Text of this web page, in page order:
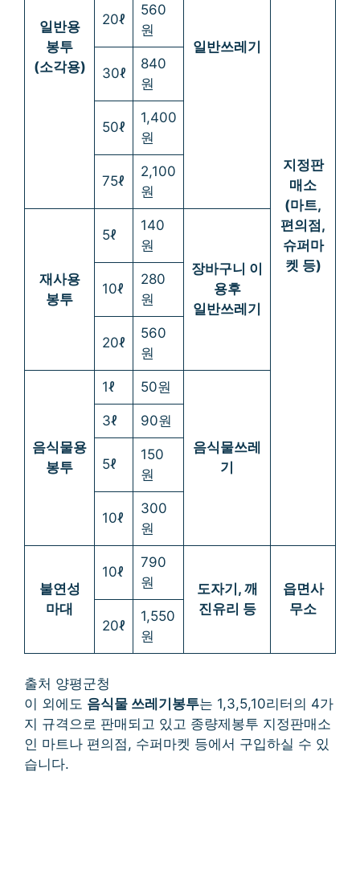
일반용
봉투
(소각용)
일반쓰레기
지정판
매소
(마트,
편의점,
슈퍼마
켓 등)
20ℓ
560
원
30ℓ
840
원
50ℓ
1,400
원
75ℓ
2,100
원
재사용
봉투
5ℓ
140
원
장바구니 이
용후
일반쓰레기
10ℓ
280
원
20ℓ
560
원
음식물용
봉투
1ℓ 50원
음식물쓰레
기
3ℓ 90원
5ℓ
150
원
10ℓ
300
원
불연성
마대
10ℓ
790
원
도자기, 깨
진유리 등
읍면사
무소
20ℓ
1,550
원
출처 양평군청
이 외에도 음식물 쓰레기봉투는 1,3,5,10리터의 4가
지 규격으로 판매되고 있고 종량제봉투 지정판매소
인 마트나 편의점, 수퍼마켓 등에서 구입하실 수 있
습니다.